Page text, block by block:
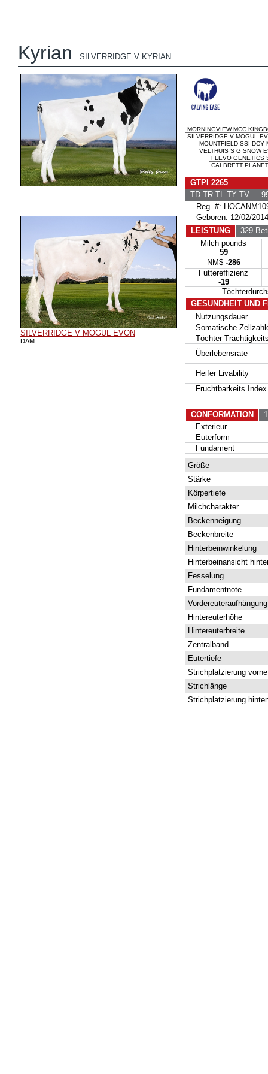
Kyrian SILVERRIDGE V KYRIAN
SILVERRIDGE V MOGUL EVON
DAM
MORNINGVIEW MCC
SILVERRIDGE V MOGUL
MOUNTFIELD SSI DCY
VELTHUIS S G SNOW
FLEVO GENETICS
CALBRETT
GTPI 2265
TD TR TL TY TV
Reg. #:
Geboren: 12/02/2014
LEISTUNG
329
Milch pounds
59
NM$ -286
Futtereffizienz
-19
GESUNDHEIT UND
Nutzungsdauer
Somatische
Töchter
Überlebensrate
Heifer Livability
Fruchtbarkeits Index
CONFORMATION
Exterieur
Euterform
Fundament
Größe
Stärke
Körpertiefe
Milchcharakter
Beckenneigung
Beckenbreite
Hinterbeinwinkelung
Hinterbeinansicht
Fesselung
Fundamentnote
Vordereuteraufhängung
Hintereuterhöhe
Hintereuterbreite
Zentralband
Eutertiefe
Strichplatzierung vorne
Strichlänge
Strichplatzierung